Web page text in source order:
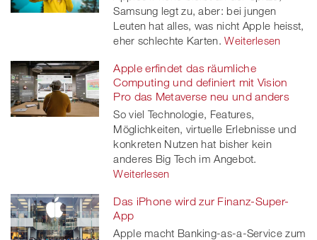
Samsung legt zu, aber: bei jungen
Leuten hat alles, was nicht Apple heisst,
eher schlechte Karten. Weiterlesen
Apple erfindet das räumliche
Computing und definiert mit Vision
Pro das Metaverse neu und anders
So viel Technologie, Features,
Möglichkeiten, virtuelle Erlebnisse und
konkreten Nutzen hat bisher kein
anderes Big Tech im Angebot.
Weiterlesen
Das iPhone wird zur Finanz-Super-
App
Apple macht Banking-as-a-Service zum